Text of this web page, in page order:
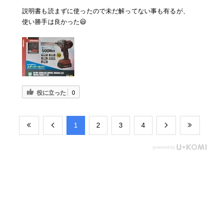
説明書も読まずに使ったので未だ解ってない事も有るが、
使い勝手は良かった😃
役に立った 0
​1 ​2 ​3 ​4